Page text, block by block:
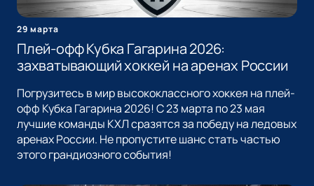
29 марта
Плей-офф Кубка Гагарина 2026:
захватывающий хоккей на аренах России
Погрузитесь в мир высококлассного хоккея на плей-
офф Кубка Гагарина 2026! С 23 марта по 23 мая
лучшие команды КХЛ сразятся за победу на ледовых
аренах России. Не пропустите шанс стать частью
этого грандиозного события!